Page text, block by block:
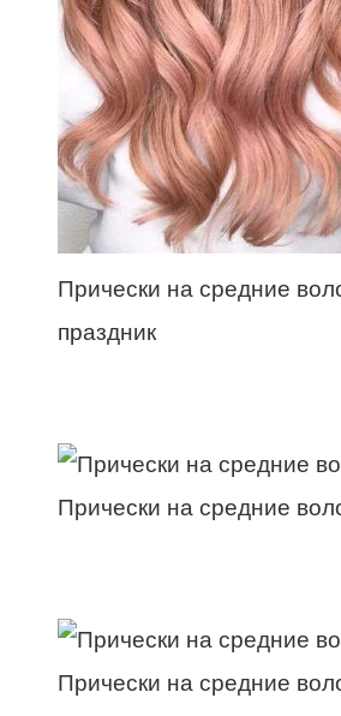
Прически на средние
праздник
Прически на средние
Прически на средние